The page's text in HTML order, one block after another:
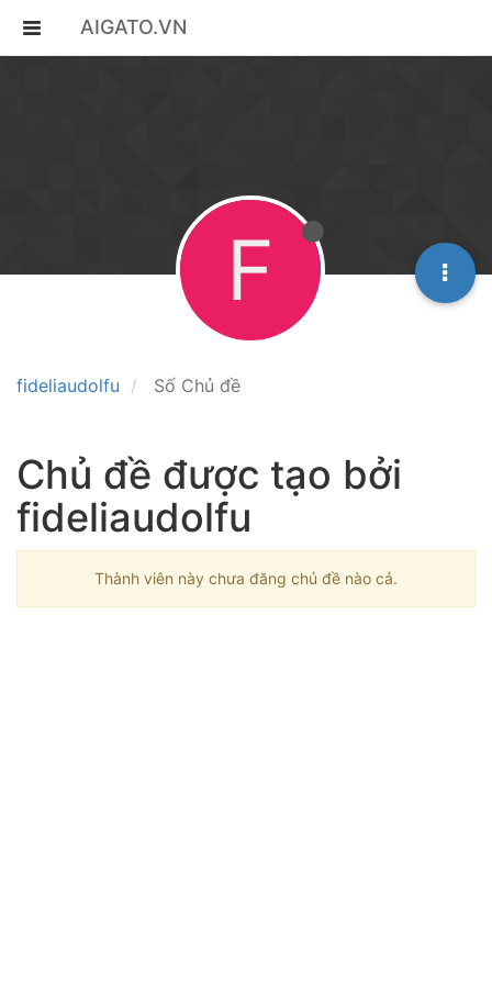
AIGATO.VN
fideliaudolfu Số Chủ đề
F
Chủ đề được tạo bởi
fideliaudolfu
Thành viên này chưa đăng chủ đề nào cả.